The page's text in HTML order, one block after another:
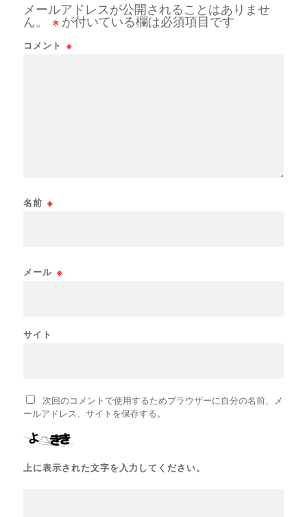
メールアドレスが公開されることはありませ
ん。
※ が付いている欄は必須項目です
コメント ※
名前 ※
メール ※
サイト
次回のコメントで使用するためブラウザーに自分の名前、メ
ールアドレス、サイトを保存する。
上に表示された文字を入力してください。